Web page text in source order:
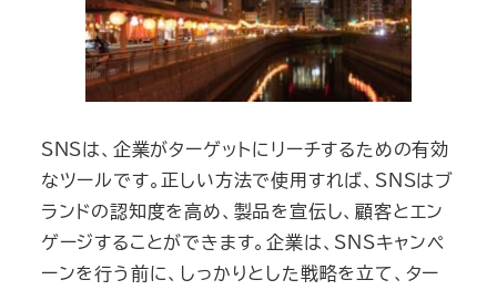
SNSは、企業がターゲットにリーチするための有効
なツールです。正しい方法で使用すれば、SNSはブ
ランドの認知度を高め、製品を宣伝し、顧客とエン
ゲージすることができます。企業は、SNSキャンペ
ーンを行う前に、しっかりとした戦略を立て、ター